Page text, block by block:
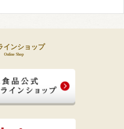
インショップ
Online Shop